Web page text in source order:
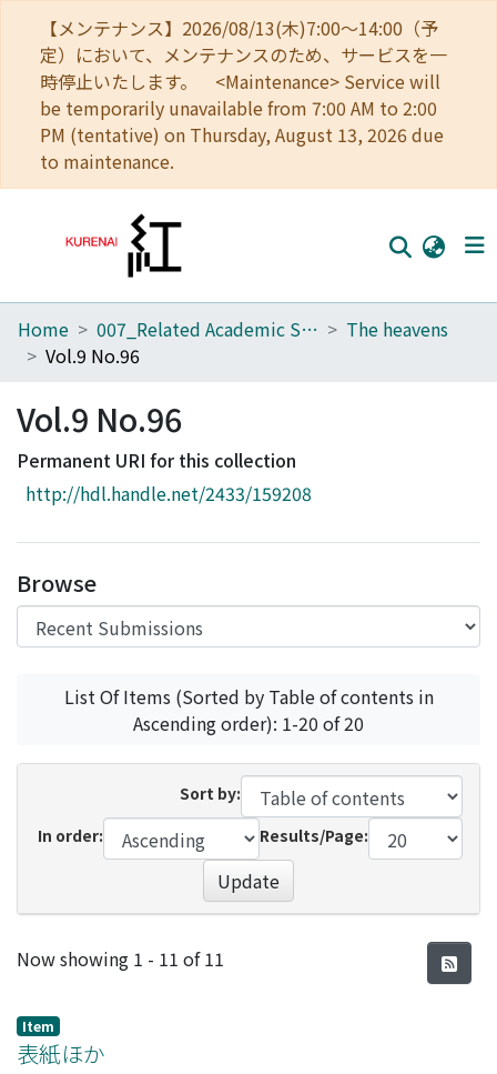
【メンテナンス】2026/08/13(木)7:00～14:00（予
定）において、メンテナンスのため、サービスを一
時停止いたします。 <Maintenance> Service will
be temporarily unavailable from 7:00 AM to 2:00
PM (tentative) on Thursday, August 13, 2026 due
to maintenance.
Home
Browse
Download Ranking
Access Statistics
Home 007_Related Academic Societies
The heavens
Vol.9 No.96
Vol.9 No.96
Permanent URI for this collection
http://hdl.handle.net/2433/159208
Browse
List Of Items (Sorted by Table of contents in
Ascending order): 1-20 of 20
Sort by:
In order:
Results/Page:
Update
Recent Submissions
Now showing 1 - 11 of 11
Item
表紙ほか